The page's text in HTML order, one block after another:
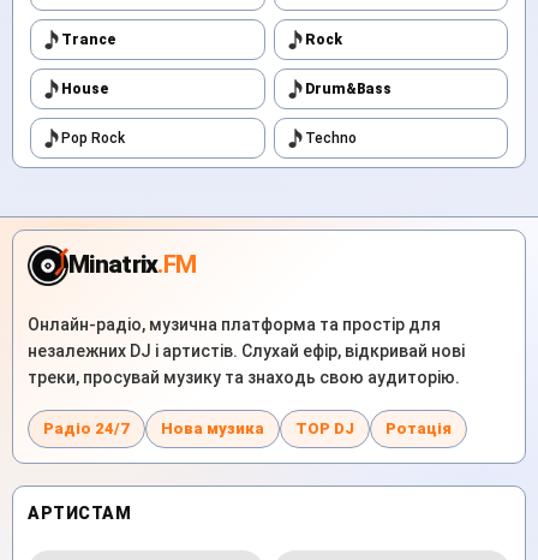
Trance Rock
House Drum&Bass
Pop Rock Techno
Minatrix.FM
Онлайн-радіо, музична платформа та простір для
незалежних DJ і артистів. Слухай ефір, відкривай нові
треки, просувай музику та знаходь свою аудиторію.
Радіо 24/7 Нова музика TOP DJ Ротація
АРТИСТАМ